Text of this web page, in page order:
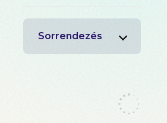
Sorrendezés